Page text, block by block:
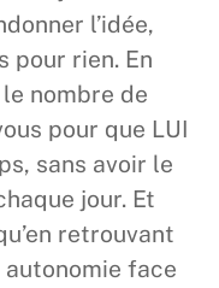
l’idée,
pour rien. En
nombre de
pour que LUI
sans avoir le
jour. Et
retrouvant
face